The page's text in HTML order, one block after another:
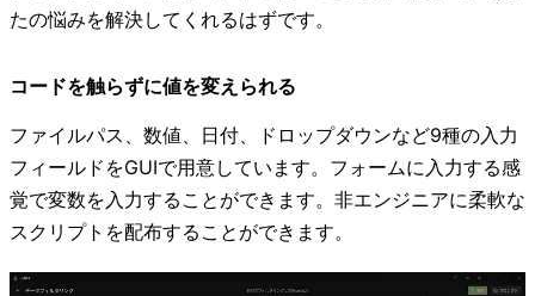
たの悩みを解決してくれるはずです。
コードを触らずに値を変えられる
ファイルパス、数値、日付、ドロップダウンなど9種の入力
フィールドをGUIで用意しています。フォームに入力する感
覚で変数を入力することができます。非エンジニアに柔軟な
スクリプトを配布することができます。